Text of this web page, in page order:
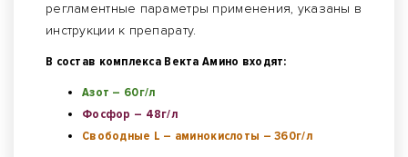
регламентные параметры применения, указаны в
инструкции к препарату.
В состав комплекса Векта Амино входят:
Азот – 60г/л
Фосфор – 48г/л
Свободные L – аминокислоты – 360г/л